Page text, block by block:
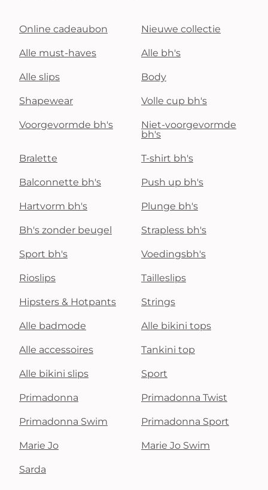
Online cadeaubon Nieuwe collectie
Alle must-haves Alle bh's
Alle slips Body
Shapewear Volle cup bh's
Voorgevormde bh's
Niet-voorgevormde
bh's
Bralette T-shirt bh's
Balconnette bh's Push up bh's
Hartvorm bh's Plunge bh's
Bh's zonder beugel Strapless bh's
Sport bh's Voedingsbh's
Rioslips Tailleslips
Hipsters & Hotpants Strings
Alle badmode Alle bikini tops
Alle accessoires Tankini top
Alle bikini slips Sport
Primadonna Primadonna Twist
Primadonna Swim Primadonna Sport
Marie Jo Marie Jo Swim
Sarda